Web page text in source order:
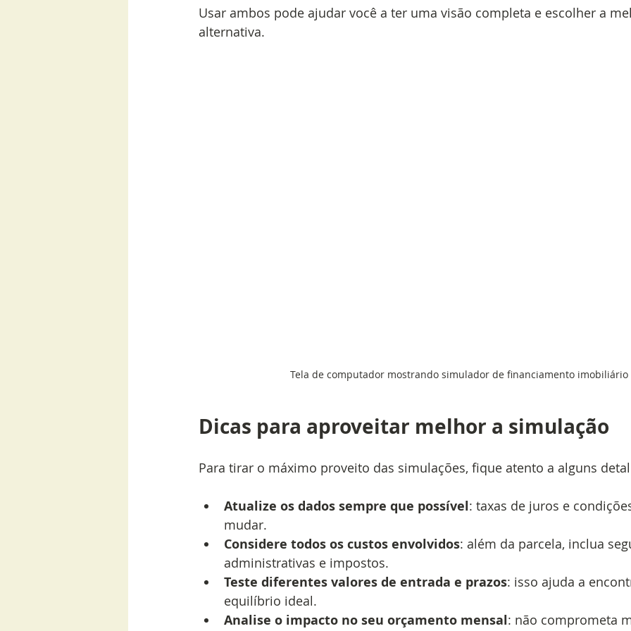
Usar ambos pode ajudar você a ter uma visão completa e escolher a
alternativa.
Tela de computador mostrando simulador de financiamento imobiliário
Dicas para aproveitar melhor a simulação
Para tirar o máximo proveito das simulações, fique atento a alguns
Atualize os dados sempre que possível: taxas de juros e
mudar.
Considere todos os custos envolvidos: além da parcela, inclua
administrativas e impostos.
Teste diferentes valores de entrada e prazos: isso ajuda a
equilíbrio ideal.
Analise o impacto no seu orçamento mensal: não comprometa